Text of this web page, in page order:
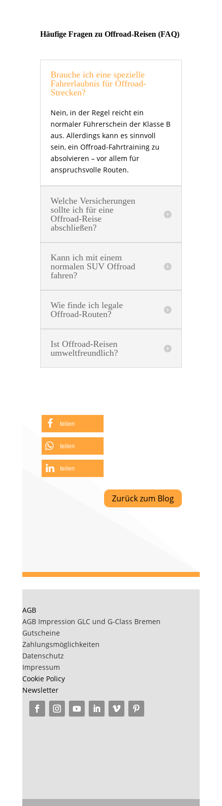
Häufige Fragen zu Offroad-Reisen (FAQ)
Brauche ich eine spezielle
Fahrerlaubnis für Offroad-
Strecken?
Nein, in der Regel reicht ein
normaler Führerschein der Klasse B
aus. Allerdings kann es sinnvoll
sein, ein Offroad-Fahrtraining zu
absolvieren – vor allem für
anspruchsvolle Routen.
Welche Versicherungen
sollte ich für eine
Offroad-Reise
abschließen?
Kann ich mit einem
normalen SUV Offroad
fahren?
Wie finde ich legale
Offroad-Routen?
Ist Offroad-Reisen
umweltfreundlich?
teilen
teilen
teilen
Zurück zum Blog
AGB
AGB Impression GLC und G-Class Bremen
Gutscheine
Zahlungsmöglichkeiten
Datenschutz
Impressum
Cookie Policy
Newsletter